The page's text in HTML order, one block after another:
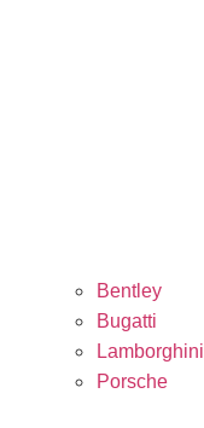
Bentley
Bugatti
Lamborghini
Porsche